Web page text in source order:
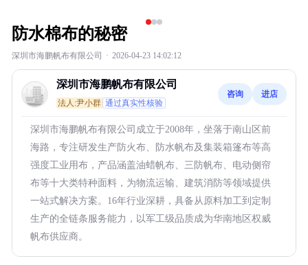
防水棉布的秘密
深圳市海鹏帆布有限公司 · 2026-04-23 14:02:12
深圳市海鹏帆布有限公司
法人:尹小群 通过真实性核验
咨询 进店
深圳市海鹏帆布有限公司成立于2008年，坐落于南山区前
海路，专注研发生产防火布、防水帆布及集装箱篷布等高
强度工业用布，产品涵盖油蜡帆布、三防帆布、电动侧帘
布等十大类特种面料，为物流运输、建筑消防等领域提供
一站式解决方案。16年行业深耕，具备从原料加工到定制
生产的全链条服务能力，以军工级品质成为华南地区权威
帆布供应商。